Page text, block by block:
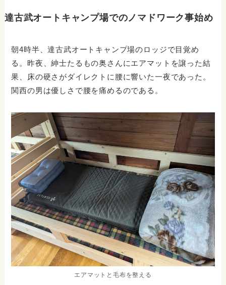
達古武オートキャンプ場でのノマドワーク事始め
朝4時半、達古武オートキャンプ場のロッジで目覚め
る。昨夜、紳士たるもの奥さんにエアマットを譲った結
果、床の硬さがダイレクトに腰に響いた一夜であった。
関西の男は優しさで腰を痛めるのである。
エアマットと毛布を整える